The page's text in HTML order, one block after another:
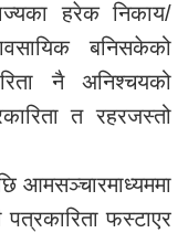
हरेक निकाय/
बनिसकेको
नै अनिश्चयको
त रहरजस्तो
आमसञ्चारमाध्यममा
फस्टाएर